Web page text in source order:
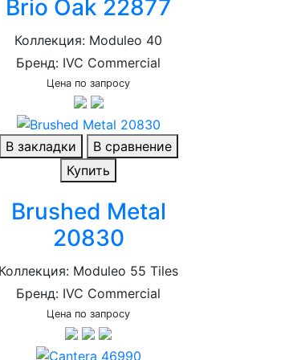
Brio Oak 22877
Коллекция: Moduleo 40
Бренд: IVC Commercial
Цена по запросу
В закладки
В сравнение
Купить
Brushed Metal
20830
Коллекция: Moduleo 55 Tiles
Бренд: IVC Commercial
Цена по запросу